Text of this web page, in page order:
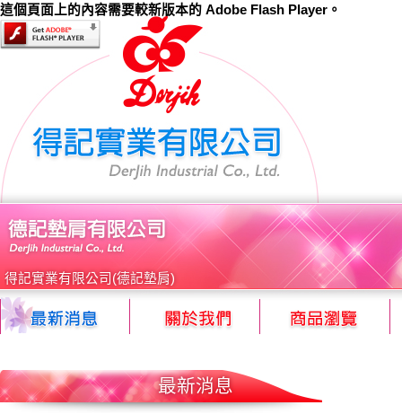
這個頁面上的內容需要較新版本的 Adobe Flash Player。
得記實業有限公司(德記墊肩)
最新消息